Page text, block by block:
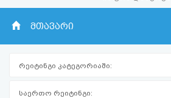
პასუხი
რეგისტრაცია
მთავარი
რეიტინგი კატეგორიაში:
საერთო რეიტინგი: